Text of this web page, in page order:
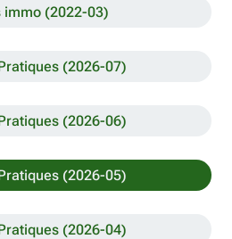
immo (2022-03)
(2026-07)
(2026-06)
(2026-05)
(2026-04)